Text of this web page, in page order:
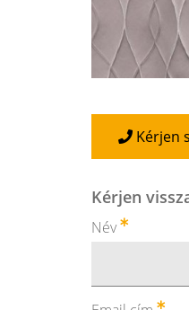
Kérjen
Kérjen
Név